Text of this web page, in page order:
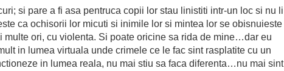
si pare a fi asa pentruca copii lor stau linistiti intr-un loc si nu li
ca ochisorii lor micuti si inimile lor si mintea lor se obisnuieste
multe ori, cu violenta. Si poate oricine sa rida de mine…dar eu
in lumea virtuala unde crimele ce le fac sint rasplatite cu un
in lumea reala, nu mai stiu sa faca diferenta…nu mai sint